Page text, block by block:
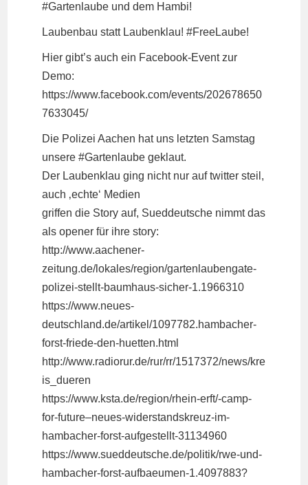
#Gartenlaube und dem Hambi!
Laubenbau statt Laubenklau! #FreeLaube!
Hier gibt’s auch ein Facebook-Event zur
Demo:
https://www.facebook.com/events/202678650
7633045/
Die Polizei Aachen hat uns letzten Samstag
unsere #Gartenlaube geklaut.
Der Laubenklau ging nicht nur auf twitter steil,
auch ‚echte‘ Medien
griffen die Story auf, Sueddeutsche nimmt das
als opener für ihre story:
http://www.aachener-
zeitung.de/lokales/region/gartenlaubengate-
polizei-stellt-baumhaus-sicher-1.1966310
https://www.neues-
deutschland.de/artikel/1097782.hambacher-
forst-friede-den-huetten.html
http://www.radiorur.de/rur/rr/1517372/news/kre
is_dueren
https://www.ksta.de/region/rhein-erft/-camp-
for-future–neues-widerstandskreuz-im-
hambacher-forst-aufgestellt-31134960
https://www.sueddeutsche.de/politik/rwe-und-
hambacher-forst-aufbaeumen-1.4097883?